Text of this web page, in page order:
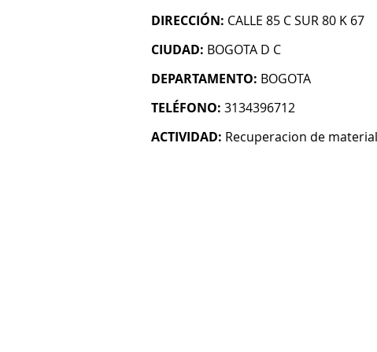
DIRECCIÓN: CALLE 85 C SUR 80 K 67
CIUDAD: BOGOTA D C
DEPARTAMENTO: BOGOTA
TELÉFONO: 3134396712
ACTIVIDAD: Recuperacion de